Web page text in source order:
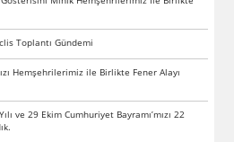
Toplantı Gündemi
Hemşehrilerimiz ile Birlikte Fener Alayı
ve 29 Ekim Cumhuriyet Bayramı’mızı 22